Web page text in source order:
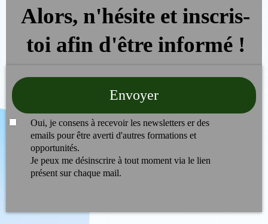
Alors, n'hésite et inscris-
toi afin d'être informé !
Envoyer
Oui, je consens à recevoir les newsletters er des
emails pour être averti d'autres formations et
opportunités.
Je peux me désinscrire à tout moment via le lien
présent sur chaque mail.